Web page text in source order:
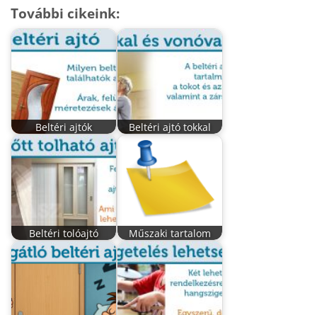
További cikeink:
Beltéri ajtók Beltéri ajtó tokkal
Beltéri tolóajtó Műszaki tartalom